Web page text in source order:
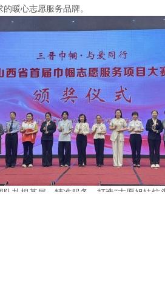
暖心志愿服务品牌。
根基层、精准服务，打造“志愿姐妹炕